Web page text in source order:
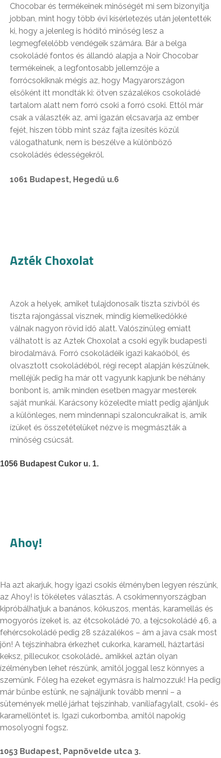
Chocobar és termékeinek minőségét mi sem bizonyítja
jobban, mint hogy több évi kísérletezés után jelentették
ki, hogy a jelenleg is hódító minőség lesz a
legmegfelelőbb vendégeik számára. Bár a belga
csokoládé fontos és állandó alapja a Noir Chocobar
termékeinek, a legfontosabb jellemzője a
forrócsokiknak mégis az, hogy Magyarországon
elsőként itt mondták ki: ötven százalékos csokoládé
tartalom alatt nem forró csoki a forró csoki. Ettől már
csak a választék az, ami igazán elcsavarja az ember
fejét, hiszen több mint száz fajta ízesítés közül
válogathatunk, nem is beszélve a különböző
csokoládés édességekről.
1061 Budapest, Hegedű u.6
Azték Choxolat
Azok a helyek, amiket tulajdonosaik tiszta szívből és
tiszta rajongással visznek, mindig kiemelkedőkké
válnak nagyon rövid idő alatt. Valószínűleg emiatt
válhatott is az Aztek Choxolat a csoki egyik budapesti
birodalmává. Forró csokoládéik igazi kakaóból, és
olvasztott csokoládéból, régi recept alapján készülnek,
melléjük pedig ha már ott vagyunk kapjunk be néhány
bonbont is, amik minden esetben magyar mesterek
saját munkái. Karácsony közeledte miatt pedig ajánljuk
a különleges, nem mindennapi szaloncukraikat is, amik
ízüket és összetételüket nézve is megmászták a
minőség csúcsát.
1056 Budapest Cukor u. 1.
Ahoy!
Ha azt akarjuk, hogy igazi csokis élményben legyen részünk,
az Ahoy! is tökéletes választás. A csokimennyországban
kipróbálhatjuk a banános, kókuszos, mentás, karamellás és
mogyorós ízeket is, az étcsokoládé 70, a tejcsokoládé 46, a
fehércsokoládé pedig 28 százalékos – ám a java csak most
jön! A tejszínhabra érkezhet cukorka, karamell, háztartási
keksz, pillecukor, csokoládé… amikkel aztán olyan
ízélményben lehet részünk, amitől joggal lesz könnyes a
szemünk. Főleg ha ezeket egymásra is halmozzuk! Ha pedig
már bűnbe estünk, ne sajnáljunk tovább menni – a
sütemények mellé járhat tejszínhab, vaníliafagylalt, csoki- és
karamellöntet is. Igazi cukorbomba, amitől napokig
mosolyogni fogsz.
1053 Budapest, Papnövelde utca 3.